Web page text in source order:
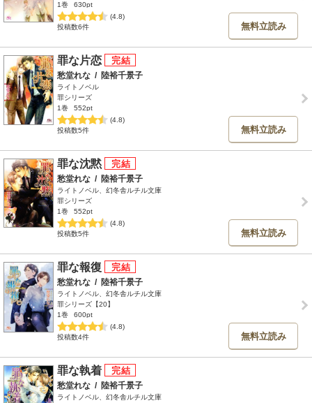
1巻
630pt
(4.8)
投稿数6件
無料立読み
罪な片恋
愁堂れな / 陸裕千景子
ライトノベル
罪シリーズ
1巻
552pt
(4.8)
投稿数5件
無料立読み
罪な沈黙
愁堂れな / 陸裕千景子
ライトノベル、幻冬舎ルチル文庫
罪シリーズ
1巻
552pt
(4.8)
投稿数5件
無料立読み
罪な報復
愁堂れな / 陸裕千景子
ライトノベル、幻冬舎ルチル文庫
罪シリーズ【20】
1巻
600pt
(4.8)
投稿数4件
無料立読み
罪な執着
愁堂れな / 陸裕千景子
ライトノベル、幻冬舎ルチル文庫